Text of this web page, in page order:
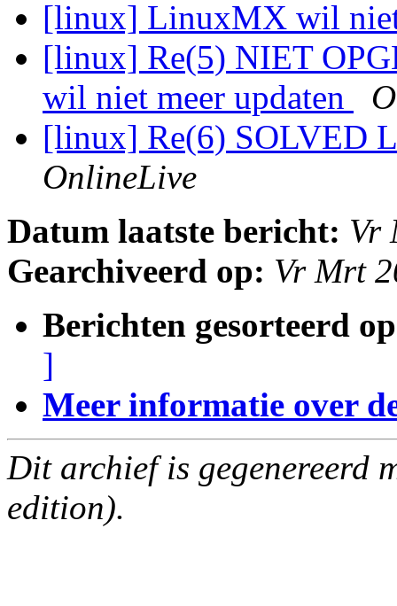
[linux] LinuxMX wil
[linux] Re(5) NIET
wil niet meer updaten
[linux] Re(6) SOLVED
OnlineLive
Datum laatste bericht: Vr
Gearchiveerd op: Vr Mrt
Berichten gesorteerd
]
Meer informatie over
Dit archief is gegenereerd
edition).